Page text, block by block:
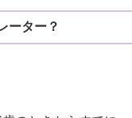
ーター？